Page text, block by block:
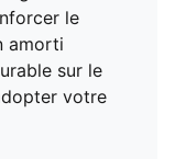
le
amorti
sur le
votre